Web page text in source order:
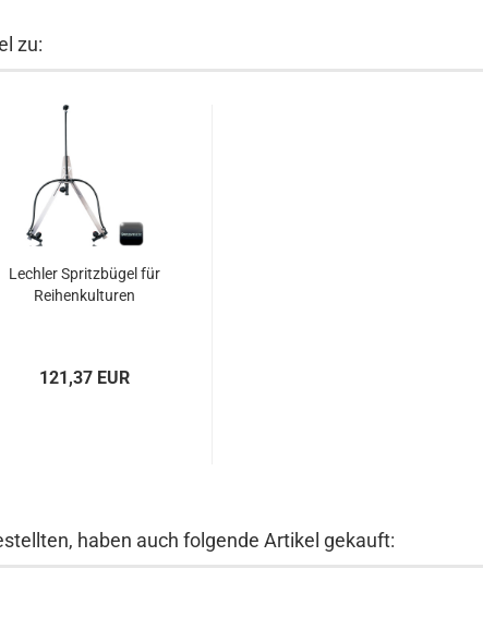
zu:
Lechler Spritzbügel für
Reihenkulturen
121,37 EUR
haben auch folgende Artikel gekauft: